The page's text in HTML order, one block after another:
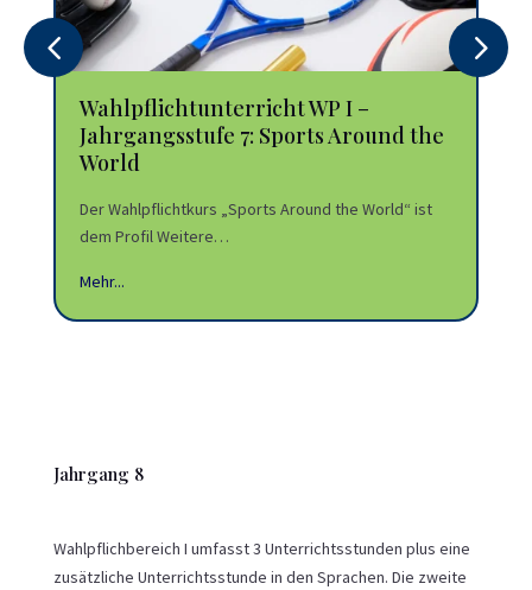
Wahlpflichtunterricht WP I –
Jahrgangsstufe 7: Sports Around the
World
Der Wahlpflichtkurs „Sports Around the World“ ist
dem Profil Weitere…
Mehr...
Jahrgang 8
Wahlpflichbereich I umfasst 3 Unterrichtsstunden plus eine
zusätzliche Unterrichtsstunde in den Sprachen. Die zweite